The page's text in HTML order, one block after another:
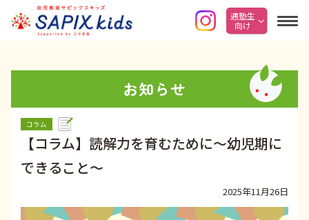
通塾生
向け
お知らせ
【コラム】読解力を育むために～幼児期に
できること～
コラム
2025年11月26日